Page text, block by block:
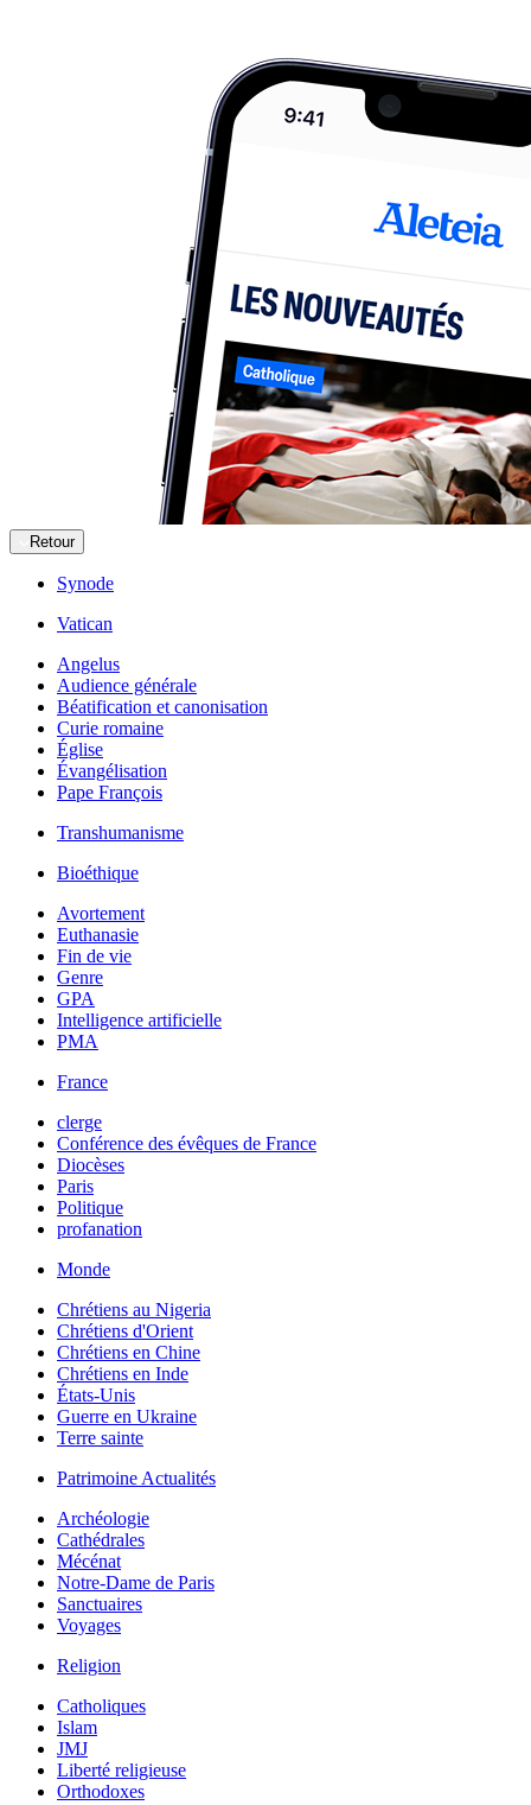
Retour
Synode
Vatican
Angelus
Audience générale
Béatification et canonisation
Curie romaine
Église
Évangélisation
Pape François
Transhumanisme
Bioéthique
Avortement
Euthanasie
Fin de vie
Genre
GPA
Intelligence artificielle
PMA
France
clerge
Conférence des évêques de France
Diocèses
Paris
Politique
profanation
Monde
Chrétiens au Nigeria
Chrétiens d'Orient
Chrétiens en Chine
Chrétiens en Inde
États-Unis
Guerre en Ukraine
Terre sainte
Patrimoine Actualités
Archéologie
Cathédrales
Mécénat
Notre-Dame de Paris
Sanctuaires
Voyages
Religion
Catholiques
Islam
JMJ
Liberté religieuse
Orthodoxes